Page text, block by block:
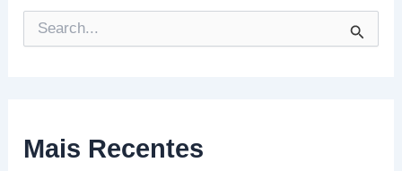
e
s
a
Mais Recentes